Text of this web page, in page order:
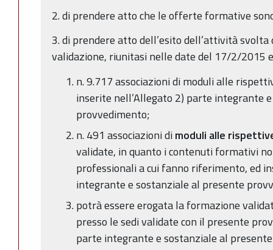
2. di prendere atto che le offerte formative
3. di prendere atto dell’esito dell’attività svolta
validazione, riunitasi nelle date del 17/2/2015
n. 9.717 associazioni di moduli alle
inserite nell’Allegato 2) parte integrante
provvedimento;
n. 491 associazioni dimoduli alle
validate, in quanto i contenuti formativi
professionali a cui fanno riferimento, ed
integrante e sostanziale al presente
potrà essere erogata la formazione
presso le sedi validate con il presente
parte integrante e sostanziale al